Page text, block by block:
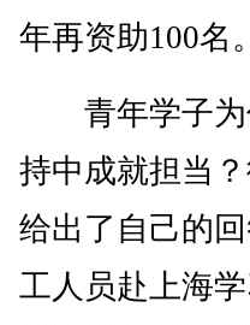
年再资助100名。
青年学子为
持中成就担当
给出了自己的
工人员赴上海